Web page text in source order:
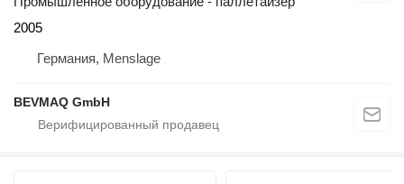
2005
Германия, Menslage
BEVMAQ GmbH